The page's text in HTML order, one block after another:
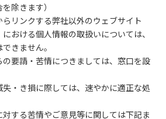
除きます）
リンクする弊社以外のウェブサイト
における個人情報の取扱いについては、
きません。
要請・苦情につきましては、窓口を設
・き損に際しては、速やかに適正な処
する苦情やご意見等に関しては下記ま